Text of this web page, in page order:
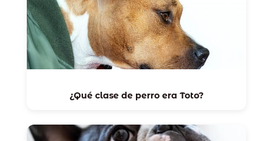
¿Qué clase de perro era Toto?